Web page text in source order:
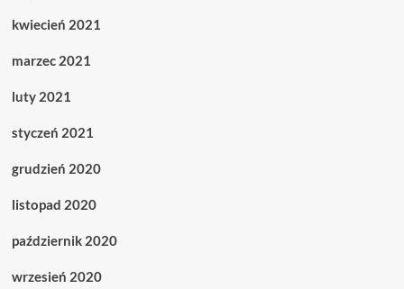
kwiecień 2021
marzec 2021
luty 2021
styczeń 2021
grudzień 2020
listopad 2020
październik 2020
wrzesień 2020